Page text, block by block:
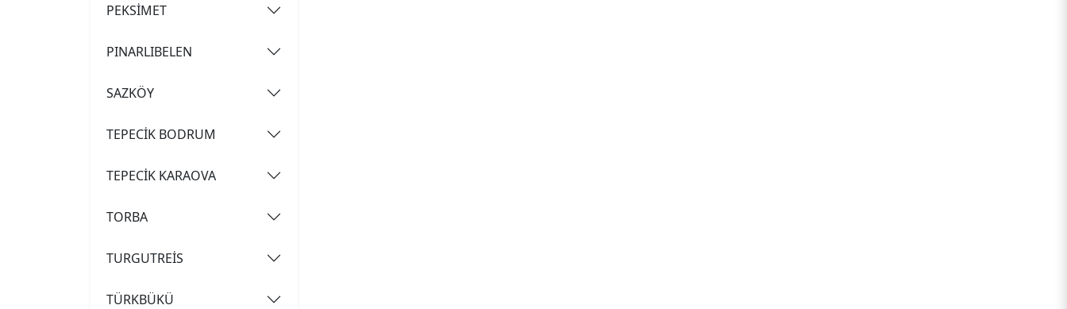
PEKSİMET
PINARLIBELEN
SAZKÖY
TEPECİK BODRUM
TEPECİK KARAOVA
TORBA
TURGUTREİS
TÜRKBÜKÜ